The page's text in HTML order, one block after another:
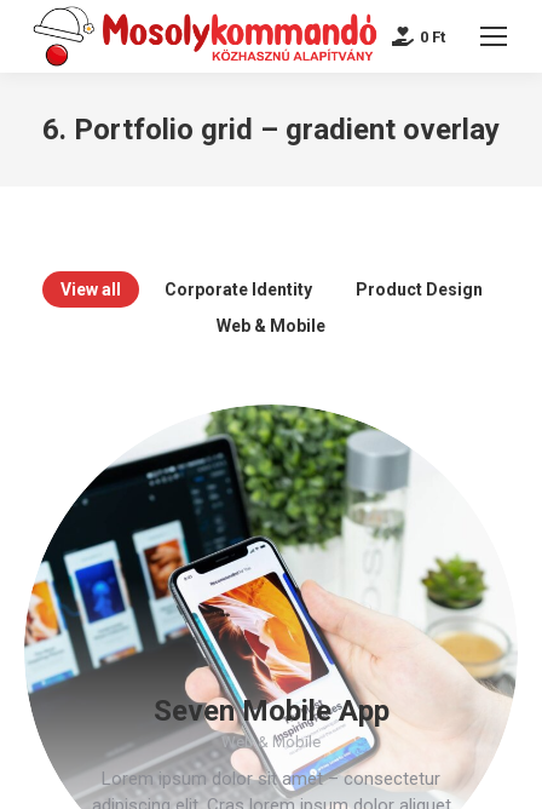
0 Ft
6. Portfolio grid – gradient overlay
View all Corporate Identity
Product Design
Web & Mobile
Seven Mobile App
Web & Mobile
Lorem ipsum dolor sit amet – consectetur